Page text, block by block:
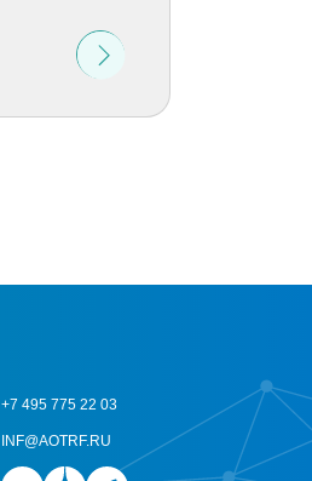
+7 495 775 22 03
INF@AOTRF.RU